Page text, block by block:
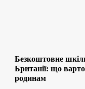
Безкоштовне
Британії: що
родинам